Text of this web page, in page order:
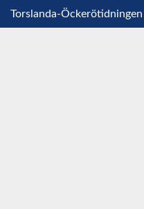
Torslanda-Öckerötidningen